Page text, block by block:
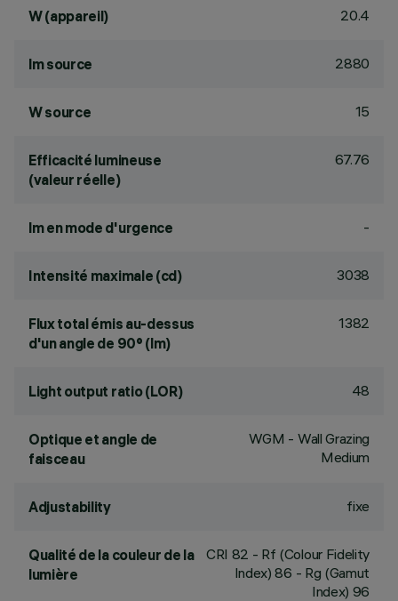
W (appareil) 20.4
lm source 2880
W source 15
Efficacité lumineuse
(valeur réelle)
67.76
lm en mode d'urgence -
Intensité maximale (cd) 3038
Flux total émis au-dessus
d'un angle de 90° (lm)
1382
Light output ratio (LOR) 48
Optique et angle de
faisceau
WGM - Wall Grazing
Medium
Adjustability fixe
Qualité de la couleur de la
lumière
CRI 82 - Rf (Colour Fidelity
Index) 86 - Rg (Gamut
Index) 96